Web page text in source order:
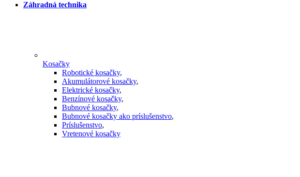
Záhradná technika
Kosačky
Robotické kosačky,
Akumulátorové kosačky,
Elektrické kosačky,
Benzínové kosačky,
Bubnové kosačky,
Bubnové kosačky ako príslušenstvo,
Príslušenstvo,
Vretenové kosačky